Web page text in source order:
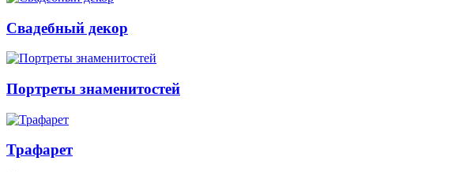
Свадебный декор
Портреты знаменитостей
Трафарет